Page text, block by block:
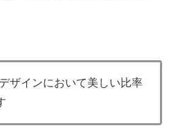
ザインにおいて美しい比率